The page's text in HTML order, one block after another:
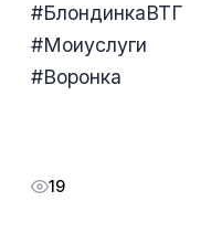
#БлондинкаВТГ
#Моиуслуги
#Воронка
19